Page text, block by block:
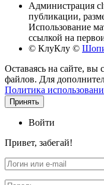
Администрация
публикации,
Использование
ссылкой на
© КлуКлу ©
Оставаясь на сайте, вы
файлов. Для
Политика
Принять
Войти
Привет, забегай!